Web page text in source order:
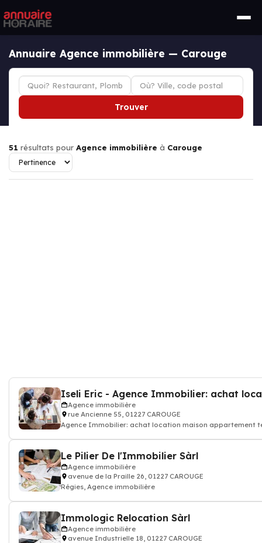
Annuaire Agence immobilière — Carouge
Trouver
51 résultats pour Agence immobilière à Carouge
Agence immobilière
rue Ancienne 55, 01227 CAROUGE
Agence Immobilier: achat location maison appartement
Le Pilier De l'Immobilier Sàrl
Agence immobilière
avenue de la Praille 26, 01227 CAROUGE
Régies, Agence immobilière
Immologic Relocation Sàrl
Agence immobilière
avenue Industrielle 18, 01227 CAROUGE